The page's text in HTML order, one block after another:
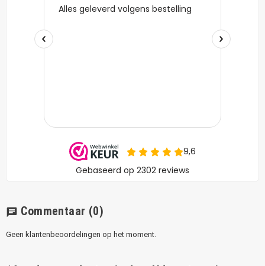
chat Commentaar (0)
Geen klantenbeoordelingen op het moment.